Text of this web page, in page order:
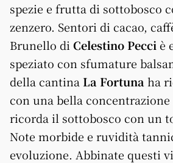
spezie e frutta di sottobosco
zenzero. Sentori di cacao,
Brunello di Celestino Pecci è
speziato con sfumature
della cantina La Fortuna ha
con una bella
ricorda il sottobosco con un
Note morbide e ruvidità
evoluzione. Abbinate questi